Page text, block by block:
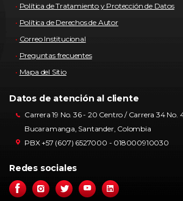
Política de Tratamiento y Protección de Datos
Política de Derechos de Autor
Correo Institucional
Preguntas frecuentes
Mapa del Sitio
Datos de atención al cliente
Carrera 19 No. 36 - 20 Centro / Carrera 34 No.
Bucaramanga, Santander, Colombia
PBX +57 (607) 6527000 - 018000910030
Redes sociales